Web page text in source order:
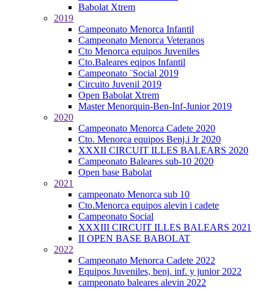
Babolat Xtrem
2019
Campeonato Menorca Infantil
Campeonato Menorca Veteranos
Cto Menorca equipos Juveniles
Cto.Baleares eqipos Infantil
Campeonato ¨Social 2019
Circuito Juvenil 2019
Open Babolat Xtrem
Master Menorquin-Ben-Inf-Junior 2019
2020
Campeonato Menorca Cadete 2020
Cto. Menorca equipos Benj.i Jr 2020
XXXII CIRCUIT ILLES BALEARS 2020
Campeonato Baleares sub-10 2020
Open base Babolat
2021
campeonato Menorca sub 10
Cto.Menorca equipos alevin i cadete
Campeonato Social
XXXIII CIRCUIT ILLES BALEARS 2021
II OPEN BASE BABOLAT
2022
Campeonato Menorca Cadete 2022
Equipos Juveniles, benj. inf. y junior 2022
campeonato baleares alevin 2022